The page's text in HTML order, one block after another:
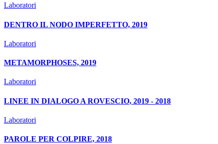
Laboratori
DENTRO IL NODO IMPERFETTO, 2019
Laboratori
METAMORPHOSES, 2019
Laboratori
LINEE IN DIALOGO A ROVESCIO, 2019 - 2018
Laboratori
PAROLE PER COLPIRE, 2018